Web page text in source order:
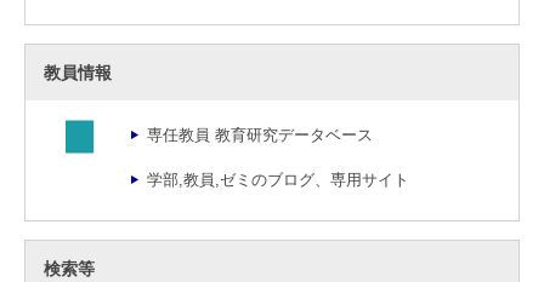
教員情報
専任教員 教育研究データベース
学部,教員,ゼミのブログ、専用サイト
検索等